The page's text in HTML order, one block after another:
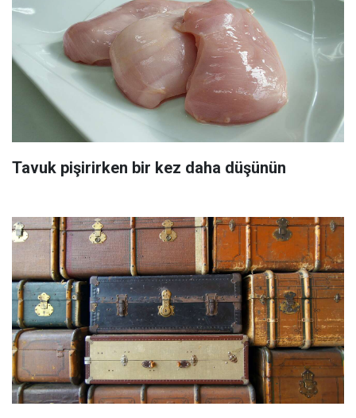
Tavuk pişirirken bir kez daha düşünün